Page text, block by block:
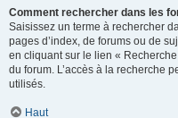
Comment rechercher dans les
Saisissez un terme à rechercher
pages d’index, de forums ou de
en cliquant sur le lien «
du forum. L’accès à la recherche
utilisés.
Haut